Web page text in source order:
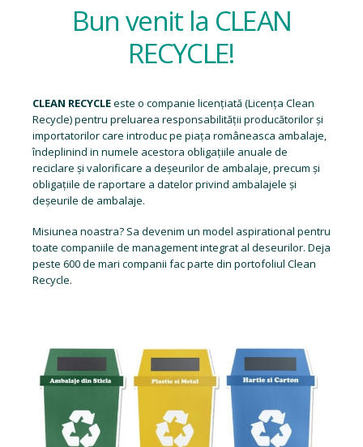
Bun venit la CLEAN
RECYCLE!
CLEAN RECYCLEeste o companie licențiată (Licența Clean
Recycle) pentru preluarea responsabilității producătorilor și
importatorilor care introduc pe piața româneasca ambalaje,
îndeplinind in numele acestora obligațiile anuale de
reciclare și valorificare a deșeurilor de ambalaje, precum și
obligațiile de raportare a datelor privind ambalajele și
deșeurile de ambalaje.
Misiunea noastra? Sa devenim un model aspirational pentru
toate companiile de management integrat al deseurilor. Deja
peste 600 de mari companii fac parte din portofoliul Clean
Recycle.